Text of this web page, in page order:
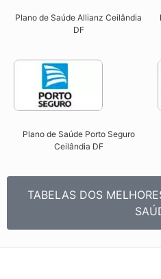
Plano de Saúde Allianz Ceilândia
DF​
Plano de Saúde Porto Seguro
Ceilândia DF​
TABELAS DOS